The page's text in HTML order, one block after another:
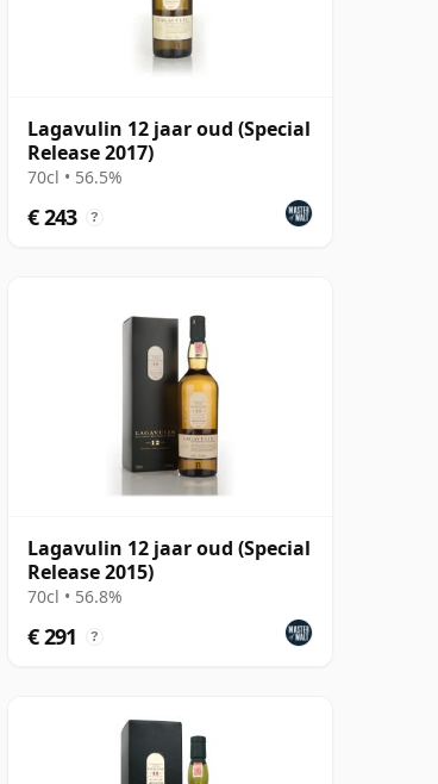
Lagavulin 12 jaar oud (Special
Release 2017)
70cl • 56.5%
€ 243 ?
Lagavulin 12 jaar oud (Special
Release 2015)
70cl • 56.8%
€ 291 ?